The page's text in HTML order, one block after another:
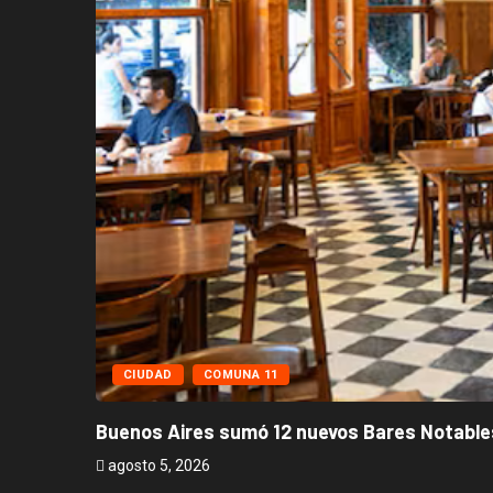
CIUDAD COMUNA 11
Buenos Aires sumó 12 nuevos Bares
agosto 5, 2026